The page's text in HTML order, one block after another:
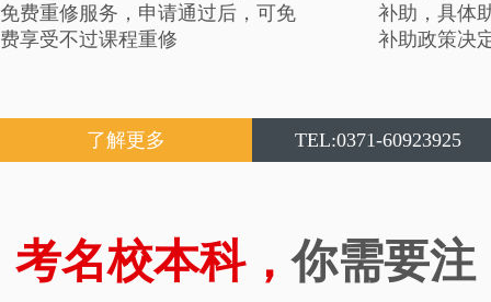
免费重修服务，申请通过后，可免
费享受不过课程重修
补助，具体
补助政策决
了解更多 TEL:0371-60923925
考名校本科，你需要注